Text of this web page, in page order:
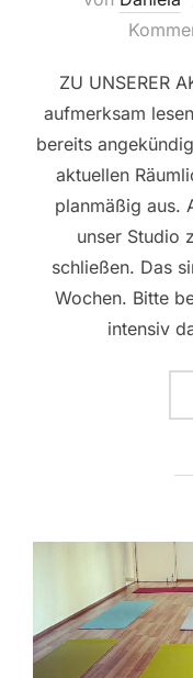
ZU UNSERER
aufmerksam
bereits
aktuellen
planmäßig aus.
unser Studio
schließen. Das
Wochen. Bitte
intensiv